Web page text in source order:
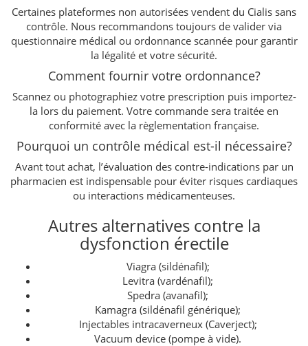
Certaines plateformes non autorisées vendent du Cialis sans
contrôle. Nous recommandons toujours de valider via
questionnaire médical ou ordonnance scannée pour garantir
la légalité et votre sécurité.
Comment fournir votre ordonnance?
Scannez ou photographiez votre prescription puis importez-
la lors du paiement. Votre commande sera traitée en
conformité avec la règlementation française.
Pourquoi un contrôle médical est-il nécessaire?
Avant tout achat, l’évaluation des contre-indications par un
pharmacien est indispensable pour éviter risques cardiaques
ou interactions médicamenteuses.
Autres alternatives contre la
dysfonction érectile
Viagra (sildénafil);
Levitra (vardénafil);
Spedra (avanafil);
Kamagra (sildénafil générique);
Injectables intracaverneux (Caverject);
Vacuum device (pompe à vide).